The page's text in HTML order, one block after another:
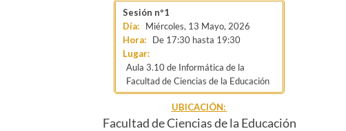
Miércoles, 13 Mayo, 2026
De 17:30 hasta 19:30
Lugar:
Aula 3.10 de Informática de la
Facultad de Ciencias de la Educación
UBICACIÓN:
Facultad de Ciencias de la Educación